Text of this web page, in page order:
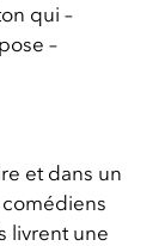
qui –
–
et dans un
livrent une